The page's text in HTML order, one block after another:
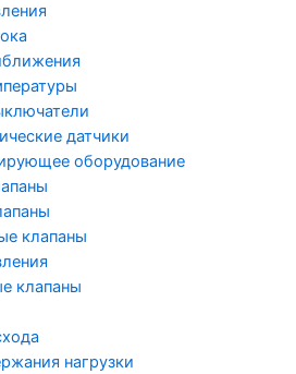
датчики
оборудование
клапаны
клапаны
нагрузки